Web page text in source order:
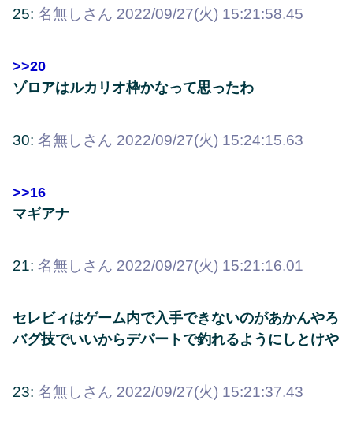
25: 名無しさん 2022/09/27(火) 15:21:58.45
>>20
ゾロアはルカリオ枠かなって思ったわ
30: 名無しさん 2022/09/27(火) 15:24:15.63
>>16
マギアナ
21: 名無しさん 2022/09/27(火) 15:21:16.01
セレビィはゲーム内で入手できないのがあかんやろ
バグ技でいいからデパートで釣れるようにしとけや
23: 名無しさん 2022/09/27(火) 15:21:37.43